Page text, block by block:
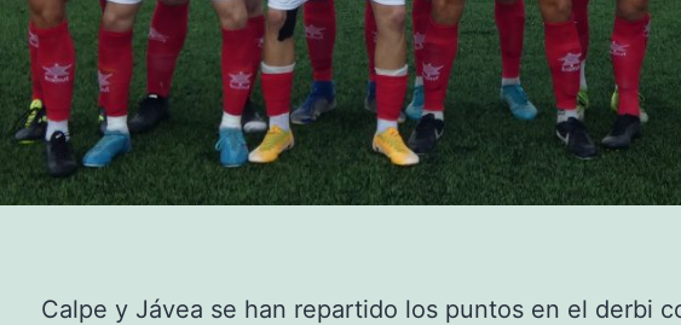
Calpe y Jávea se han repartido los puntos en el derbi